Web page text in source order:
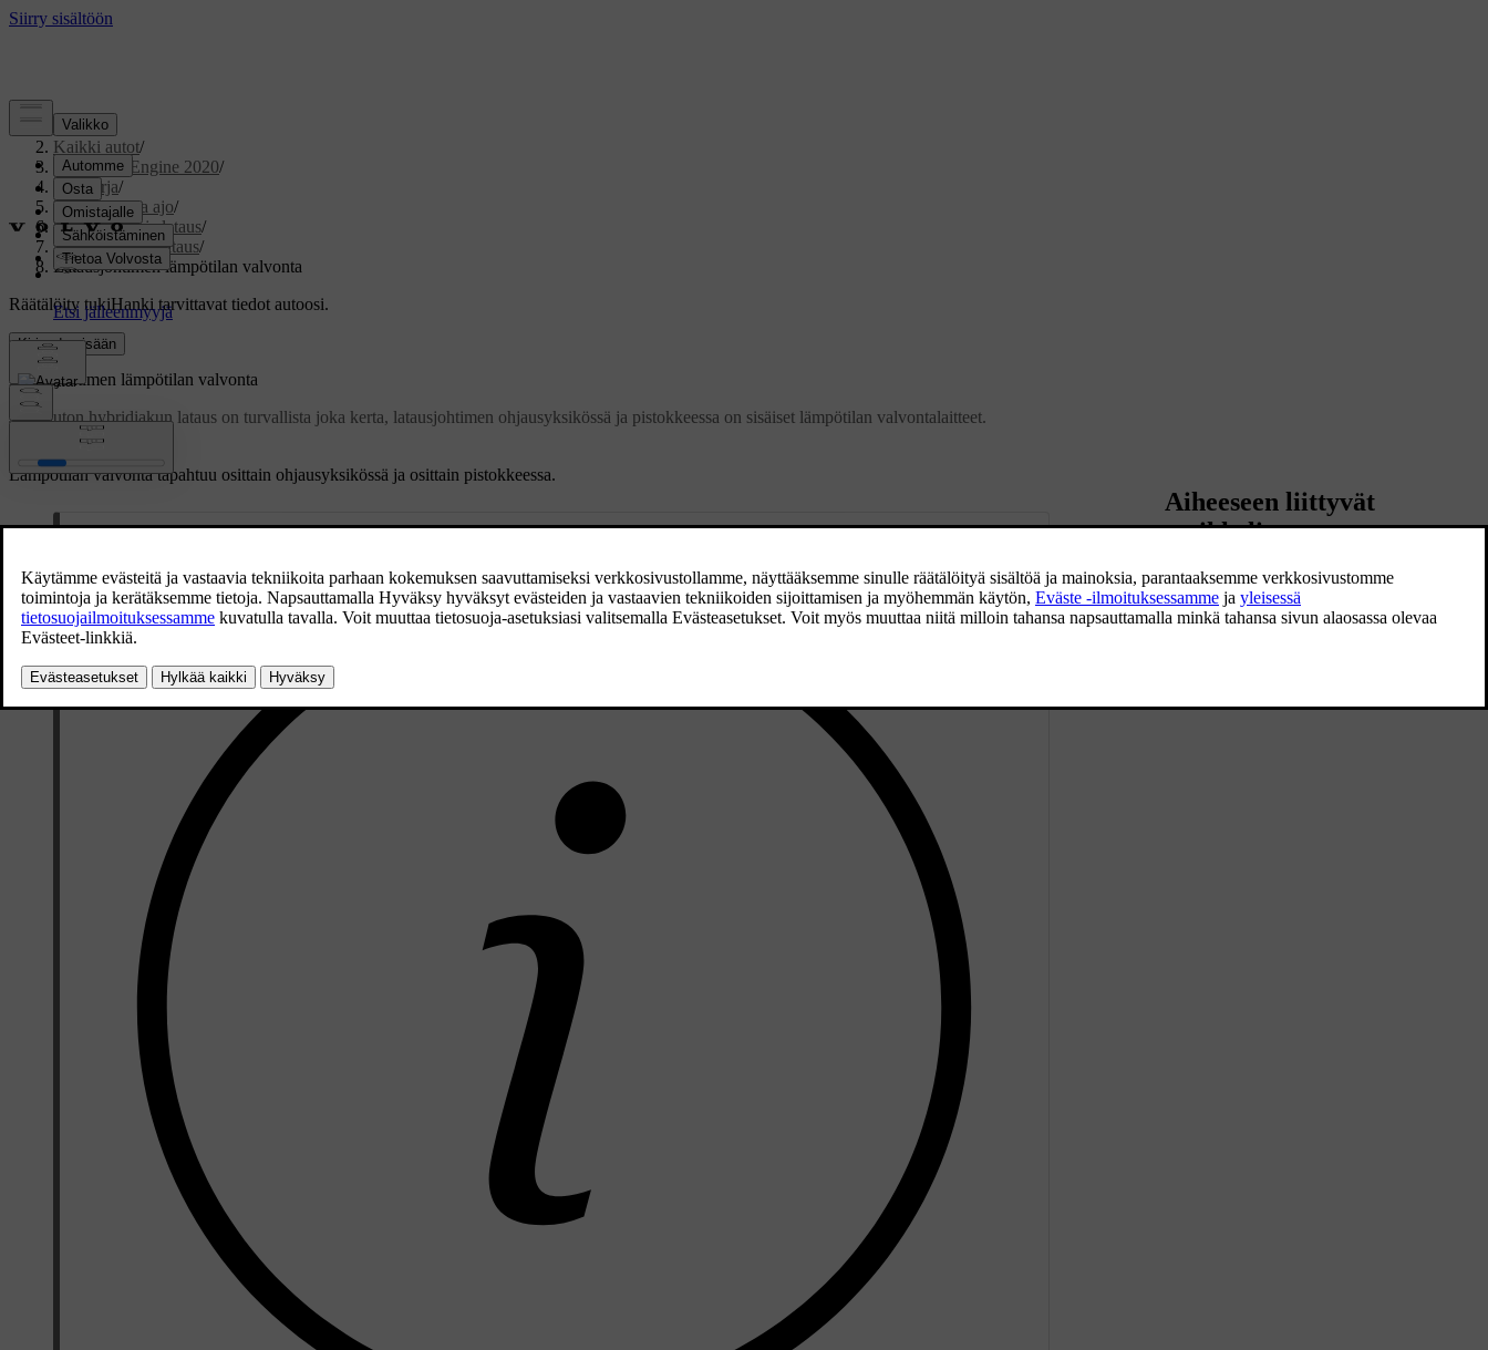
Tuki/
Kaikki autot/
V60 Twin Engine 2020/
Ohjekirja/
Käynnistys ja ajo/
Sähkökäyttö ja lataus/
Hybridiakun lataus/
Latausjohtimen lämpötilan valvonta
Räätälöity tukiHanki tarvittavat tiedot autoosi.
Kirjaudu sisään
Latausjohtimen lämpötilan valvonta
Jotta auton hybridiakun lataus on turvallista joka kerta, latausjohtimen ohjausyksikössä ja pistokkeessa on sisäiset lämpötilan valvontalaitteet.
Lämpötilan valvonta tapahtuu osittain ohjausyksikössä ja osittain pistokkeessa.
Aiheeseen liittyvät
artikkelit
Latausjohdin